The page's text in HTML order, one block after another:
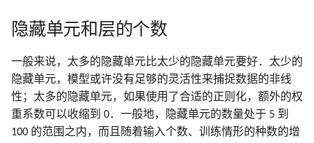
隐藏单元和层的个数
一般来说，太多的隐藏单元比太少的隐藏单元要好．太少的
隐藏单元，模型或许没有足够的灵活性来捕捉数据的非线
性；太多的隐藏单元，如果使用了合适的正则化，额外的权
重系数可以收缩到 0．一般地，隐藏单元的数量处于 5 到
100 的范围之内，而且随着输入个数、训练情形的种数的增